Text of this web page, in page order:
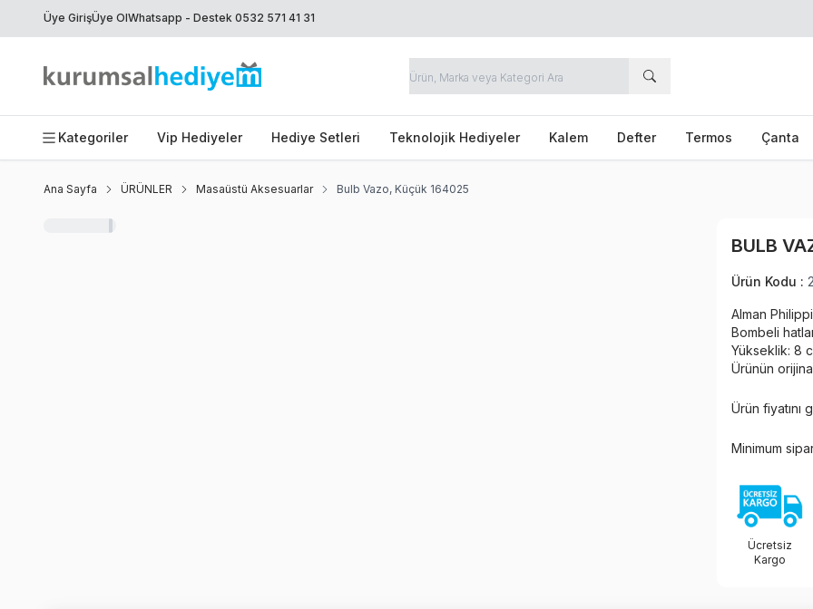
Üye GirişÜye OlWhatsapp - Destek 0532 571 41 31
Kategoriler Vip Hediyeler Hediye Setleri Teknolojik Hediyeler Kalem Defter Termos Çanta
Ana Sayfa ÜRÜNLER Masaüstü Aksesuarlar Bulb Vazo, Küçük 164025
BULB
Ürün Kodu :
Alman
Bombeli
Yükseklik: 8
Ürünün
Ürün fiyatını
Minimum
Ücretsiz
Kargo